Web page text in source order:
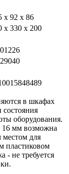
х 92 х 86
х 330 х 200
в шкафах
состояния
оборудования.
16 мм возможна
местом для
пластиковом
- не требуется